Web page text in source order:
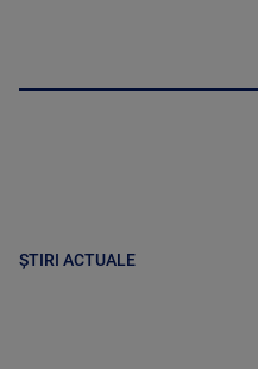
ȘTIRI ACTUALE